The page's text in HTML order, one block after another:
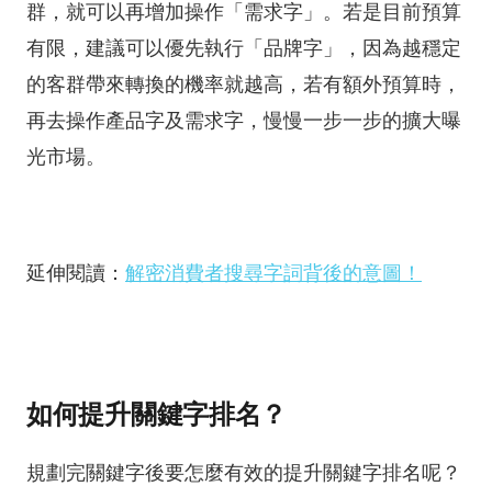
群，就可以再增加操作「需求字」。若是目前預算
有限，建議可以優先執行「品牌字」，因為越穩定
的客群帶來轉換的機率就越高，若有額外預算時，
再去操作產品字及需求字，慢慢一步一步的擴大曝
光市場。
延伸閱讀： 解密消費者搜尋字詞背後的意圖！
如何提升關鍵字排名？
規劃完關鍵字後要怎麼有效的提升關鍵字排名呢？